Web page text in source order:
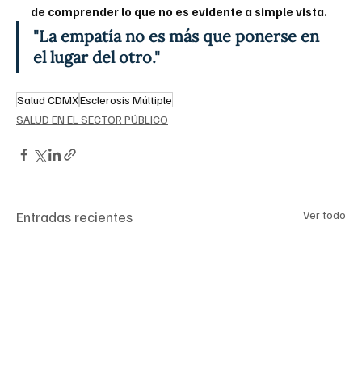
de comprender lo que no es evidente a simple vista.
"La empatía no es más que ponerse en
el lugar del otro."
Salud CDMXEsclerosis Múltiple
SALUD EN EL SECTOR PÚBLICO
Entradas recientes Ver todo